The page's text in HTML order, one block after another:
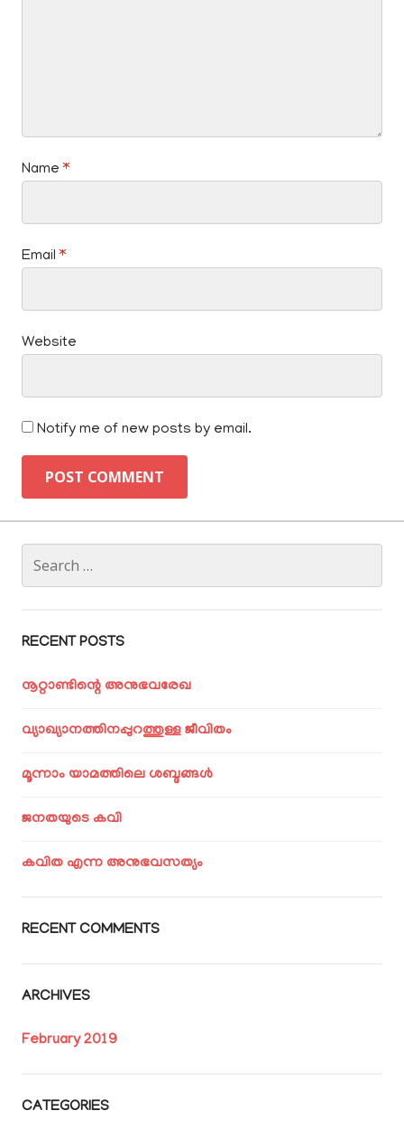
Name*
Email*
Website
Notify me of new posts by email.
for:
RECENT POSTS
നൂറ്റാണ്ടിന്റെ അനുഭവരേഖ
വ്യാഖ്യാനത്തിനപ്പുറത്തുള്ള ജീവിതം
മൂന്നാം യാമത്തിലെ ശബ്ദങ്ങൾ
ജനതയുടെ കവി
കവിത എന്ന അനുഭവസത്യം
RECENT COMMENTS
ARCHIVES
February 2019
CATEGORIES